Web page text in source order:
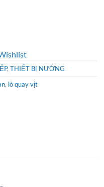
, THIẾT BỊ NƯỚNG
, lò quay vịt